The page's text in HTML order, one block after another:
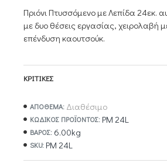
Πριόνι Πτυσσόμενο με Λεπίδα 24εκ.
με δυο θέσεις εργασίας, χειρολαβή
επένδυση καουτσούκ.
ΚΡΙΤΙΚΈΣ
ΑΠΟΘΕΜΑ: Διαθέσιμο
ΚΩΔΙΚΌΣ ΠΡΟΪΌΝΤΟΣ: PM 24L
ΒΆΡΟΣ: 6.00kg
SKU: PM 24L